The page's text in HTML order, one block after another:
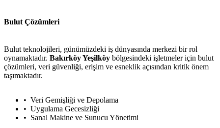
Bulut Çözümleri
Bulut teknolojileri, günümüzdeki iş dünyasında merkezi bir rol
oynamaktadır. Bakırköy Yeşilköy bölgesindeki işletmeler için bulut
çözümleri, veri güvenliği, erişim ve esneklik açısından kritik önem
taşımaktadır.
Veri Gemişliği ve Depolama
Uygulama Gecesizliği
Sanal Makine ve Sunucu Yönetimi